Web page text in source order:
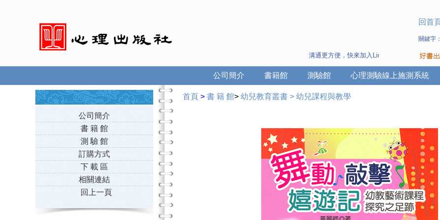
溝通更方便，快來加入Line 與 Wechat ~
回首
關鍵字
心理測驗線上施測系統
測驗館
書籍館
公司簡介
公司簡介
書 籍 館
測 驗 館
訂購方式
下 載 區
相關連結
回上一頁
首頁 > 書 籍 館> 幼兒教育叢書 > 幼兒課程與教學